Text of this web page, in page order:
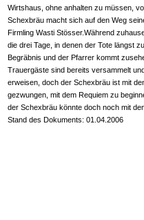
Wirtshaus, ohne anhalten zu müssen,
Schexbräu macht sich auf den Weg
Firmling Wasti Stösser.Während
die drei Tage, in denen der Tote längst
Begräbnis und der Pfarrer kommt
Trauergäste sind bereits versammelt
erweisen, doch der Schexbräu ist mit
gezwungen, mit dem Requiem zu
der Schexbräu könnte doch noch mit
Stand des Dokuments: 01.04.2006